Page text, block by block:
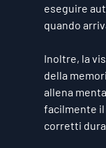
eseguire
quando
Inoltre, la
della
allena
facilmente
corretti